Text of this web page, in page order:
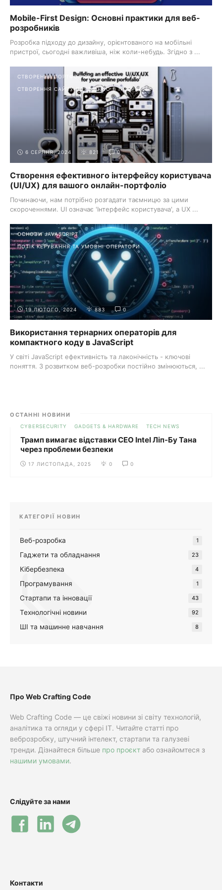
Mobile-First Design: Основні практики для веб-
розробників
Розробка підходу до дизайну, орієнтованого на мобільні
пристрої, сьогодні важливіша, ніж коли-небудь. Згідно з ...
СТВОРЕННЯ ПОРТФОЛІО
СТВОРЕННЯ САЙТУ-ПОРТФОЛІО В ІНТЕРНЕТІ
6 СЕРПНЯ, 2024 821 0
Створення ефективного інтерфейсу користувача
(UI/UX) для вашого онлайн-портфоліо
Починаючи, нам потрібно розгадати таємницю за цими
скороченнями. UI означає 'Інтерфейс користувача', а UX ...
ОСНОВИ JAVASCRIPT
ПОТІК КЕРУВАННЯ ТА УМОВНІ ОПЕРАТОРИ
19 ЛЮТОГО, 2024 883 0
Використання тернарних операторів для
компактного коду в JavaScript
У світі JavaScript ефективність та лаконічність - ключові
поняття. З розвитком веб-розробки постійно змінюються, ...
ОСТАННІ НОВИНИ
CYBERSECURITY GADGETS & HARDWARE TECH NEWS
Трамп вимагає відставки CEO Intel Ліп-Бу Тана
через проблеми безпеки
17 ЛИСТОПАДА, 2025 0 0
КАТЕГОРІЇ НОВИН
Веб-розробка 1
Гаджети та обладнання 23
Кібербезпека 4
Програмування 1
Стартапи та інновації 43
Технологічні новини 92
ШІ та машинне навчання 8
Про Web Crafting Code
Web Crafting Code — це свіжі новини зі світу технологій,
аналітика та огляди у сфері IT. Читайте статті про
веброзробку, штучний інтелект, стартапи та галузеві
тренди. Дізнайтеся більше про проєкт або ознайомтеся з
нашими умовами.
Слідуйте за нами
Контакти